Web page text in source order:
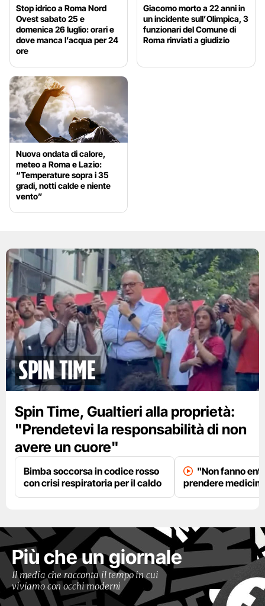
Stop idrico a Roma Nord
Ovest sabato 25 e
domenica 26 luglio: orari e
dove manca l’acqua per 24
ore
Giacomo morto a 22 anni in
un incidente sull’Olimpica, 3
funzionari del Comune di
Roma rinviati a giudizio
Nuova ondata di calore,
meteo a Roma e Lazio:
“Temperature sopra i 35
gradi, notti calde e niente
vento”
spin time
Spin Time, Gualtieri alla proprietà:
"Prendetevi la responsabilità di non
avere un cuore"
Bimba soccorsa in codice rosso
con crisi respiratoria per il caldo
"Non fanno
prendere
Più che un giornale
Il media che racconta il tempo in cui
viviamo con occhi moderni